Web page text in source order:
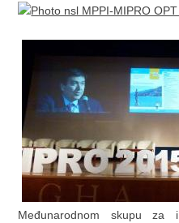
Međunarodnom skupu za